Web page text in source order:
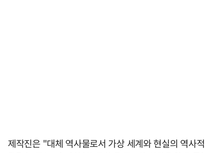
제작진은 "대체 역사물로서 가상 세계와 현실의 역사적